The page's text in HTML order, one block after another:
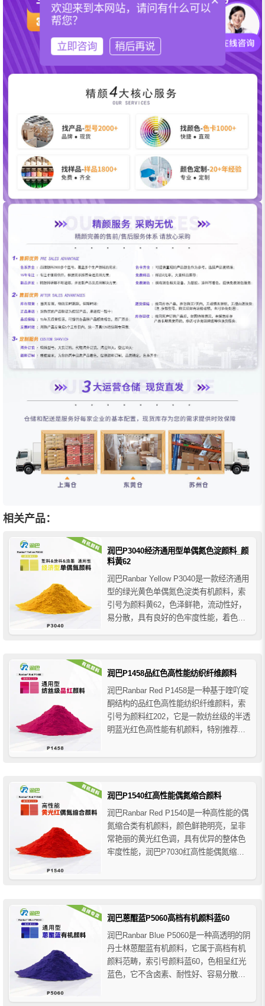
相关产品：
润巴P3040经济通用型单偶氮色淀颜料_颜
料黄62
润巴Ranbar Yellow P3040是一款经济通用
型的绿光黄色单偶氮色淀类有机颜料，索
引号为颜料黄62，色泽鲜艳，流动性好，
易分散，具有良好的色牢度性能，着色力
具有良好的耐增塑剂性和耐渗色性，该颜
润巴P1458品红色高性能纺织纤维颜料
润巴Ranbar Red P1458是一种基于喹吖啶
酮结构的品红色高性能纺织纤维颜料，索
引号为颜料红202，它是一款纺丝级的半透
明蓝光红色高性能有机颜料，特别推荐用
用。
润巴P1540红高性能偶氮缩合颜料
润巴Ranbar Red P1540是一种高性能的偶
氮缩合类有机颜料，颜色鲜艳明亮，呈非
常艳丽的黄光红色调，具有优异的整体色
牢度性能，润巴P7030红高性能偶氮缩合
以耐热300℃，但是其在HDPE高密度聚乙
润巴蒽醌蓝P5060高档有机颜料蓝60
润巴Ranbar Blue P5060是一种高透明的阴
丹士林蒽醌蓝有机颜料，它属于高档有机
颜料范畴，索引号颜料蓝60，色相呈红光
蓝色，它不含卤素、耐性好、容易分散，
料艳丽的红蓝色调和高透明度特性可以与
欢迎来到本网站，请问有什么可以
帮您？
立即咨询 稍后再说